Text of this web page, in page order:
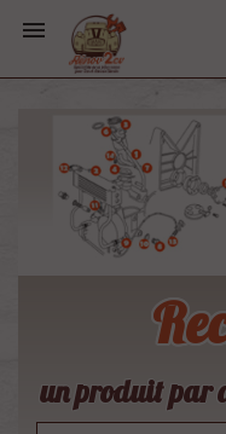

un produit par